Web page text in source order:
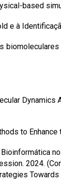
based
e à
to
2024.